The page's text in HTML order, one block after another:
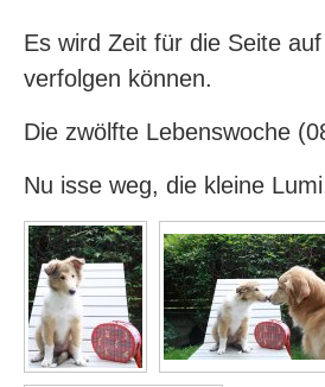
Es wird Zeit für die Seite
verfolgen können.
Die zwölfte Lebenswoche
Nu isse weg, die kleine